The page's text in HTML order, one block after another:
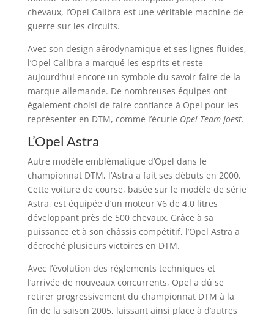
chevaux, l’Opel Calibra est une véritable machine de
guerre sur les circuits.
Avec son design aérodynamique et ses lignes fluides,
l’Opel Calibra a marqué les esprits et reste
aujourd’hui encore un symbole du savoir-faire de la
marque allemande. De nombreuses équipes ont
également choisi de faire confiance à Opel pour les
représenter en DTM, comme l’écurie Opel Team Joest.
L’Opel Astra
Autre modèle emblématique d’Opel dans le
championnat DTM, l’Astra a fait ses débuts en 2000.
Cette voiture de course, basée sur le modèle de série
Astra, est équipée d’un moteur V6 de 4.0 litres
développant près de 500 chevaux. Grâce à sa
puissance et à son châssis compétitif, l’Opel Astra a
décroché plusieurs victoires en DTM.
Avec l’évolution des règlements techniques et
l’arrivée de nouveaux concurrents, Opel a dû se
retirer progressivement du championnat DTM à la
fin de la saison 2005, laissant ainsi place à d’autres